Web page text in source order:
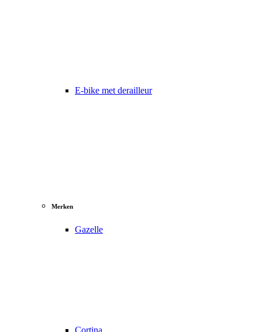
E-bike met derailleur
Merken
Gazelle